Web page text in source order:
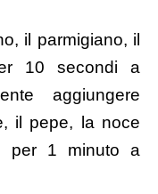
il parmigiano, il
10 secondi a
aggiungere
il pepe, la noce
per 1 minuto a